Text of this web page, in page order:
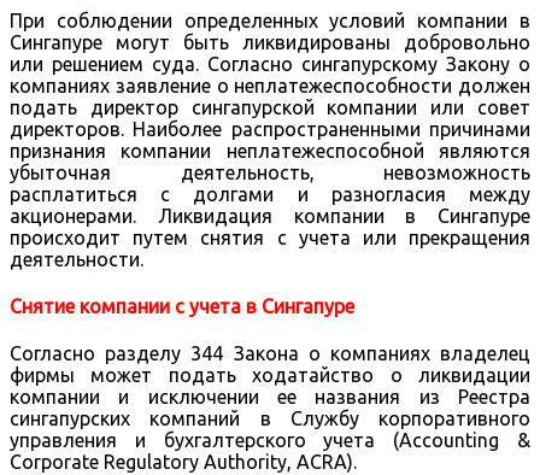
При соблюдении определенных условий компании в
Сингапуре могут быть ликвидированы добровольно
или решением суда. Согласно сингапурскому Закону о
компаниях заявление о неплатежеспособности должен
подать директор сингапурской компании или совет
директоров. Наиболее распространенными причинами
признания компании неплатежеспособной являются
убыточная деятельность, невозможность
расплатиться с долгами и разногласия между
акционерами. Ликвидация компании в Сингапуре
происходит путем снятия с учета или прекращения
деятельности.
Снятие компании с учета в Сингапуре
Согласно разделу 344 Закона о компаниях владелец
фирмы может подать ходатайство о ликвидации
компании и исключении ее названия из Реестра
сингапурских компаний в Службу корпоративного
управления и бухгалтерского учета (Accounting &
Corporate Regulatory Authority, ACRA).